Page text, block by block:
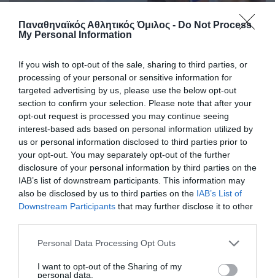
Παναθηναϊκός Αθλητικός Όμιλος - Do Not Process
My Personal Information
If you wish to opt-out of the sale, sharing to third parties, or
processing of your personal or sensitive information for
targeted advertising by us, please use the below opt-out
section to confirm your selection. Please note that after your
opt-out request is processed you may continue seeing
interest-based ads based on personal information utilized by
us or personal information disclosed to third parties prior to
your opt-out. You may separately opt-out of the further
disclosure of your personal information by third parties on the
IAB’s list of downstream participants. This information may
also be disclosed by us to third parties on the IAB’s List of
Downstream Participants that may further disclose it to other
Please note that this website/app uses one or more Google
not limited to your visit or usage behaviour. You may click to
Personal Data Processing Opt Outs
I want to opt-out of the Sharing of my
personal data.
Παγκόσμια Ελλάδα με πράσινο
χρώμα
Ο Παναθηναϊκός Α.Ο. συγχαίρει την Ελλάδα για την
κατάκτηση της κορυφής του κόσμου που είχε φαρδιά
πλατιά και την υπογραφή του τριφυλλιού.
26.07.2026 ΠΟΛΟ ΑΝΔΡΩΝ